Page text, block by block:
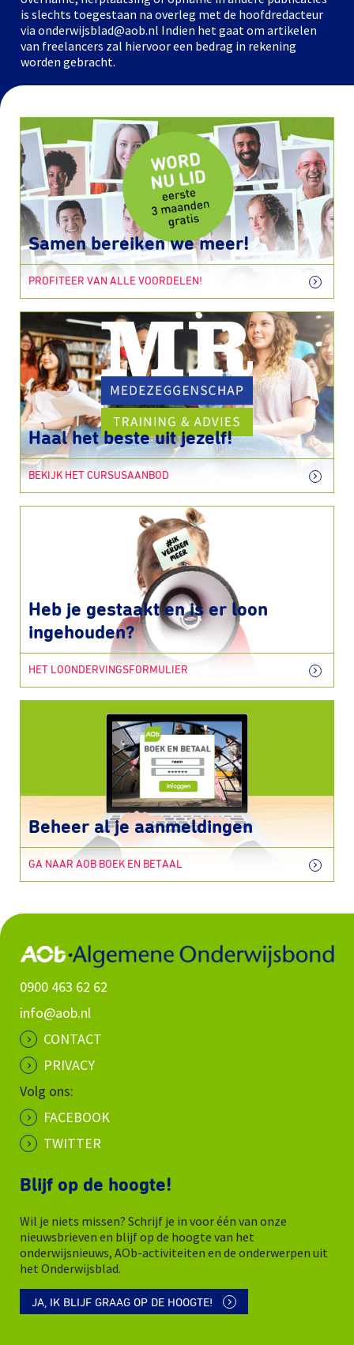
is slechts toegestaan na overleg met de hoofdredacteur
via onderwijsblad@aob.nl Indien het gaat om artikelen
van freelancers zal hiervoor een bedrag in rekening
worden gebracht.
Samen bereiken we meer!
PROFITEER VAN ALLE VOORDELEN!
Haal het beste uit jezelf!
BEKIJK HET CURSUSAANBOD
Heb je gestaakt en is er loon
ingehouden?
HET LOONDERVINGSFORMULIER
Beheer al je aanmeldingen
GA NAAR AOB BOEK EN BETAAL
0900 463 62 62
info@aob.nl
CONTACT
PRIVACY
Volg ons:
FACEBOOK
TWITTER
Blijf op de hoogte!
Wil je niets missen? Schrijf je in voor één van onze
nieuwsbrieven en blijf op de hoogte van het
onderwijsnieuws, AOb-activiteiten en de onderwerpen uit
het Onderwijsblad.
JA, IK BLIJF GRAAG OP DE HOOGTE!